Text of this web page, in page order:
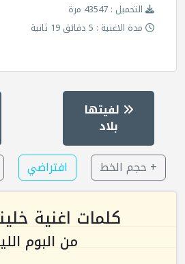
التحميل : 43547 مرة
مدة الاغنية : 5 دقائق 19 ثانية
لفيتها
بلاد
+ حجم الخط افتراضي
كلمات اغنية
من البوم